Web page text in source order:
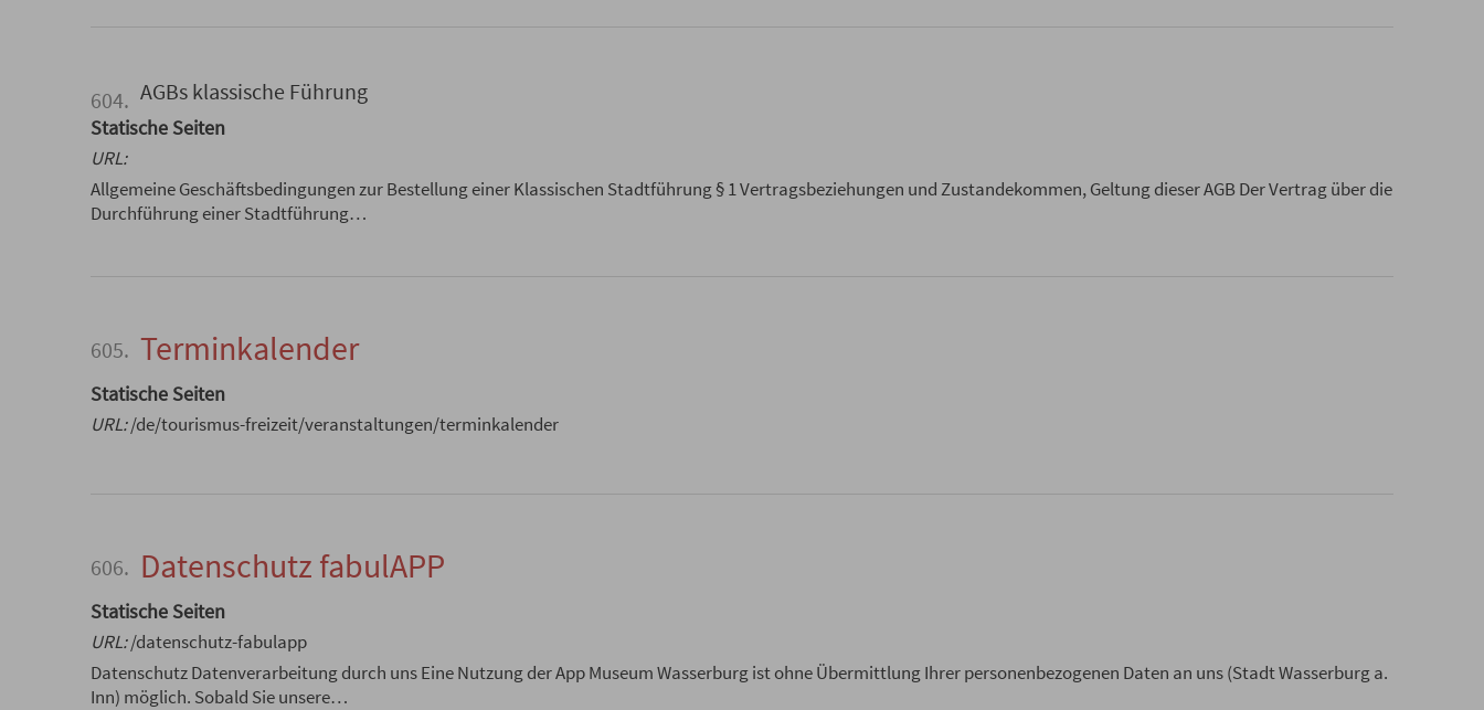
604. AGBs klassische Führung
Statische Seiten
URL:
Allgemeine Geschäftsbedingungen zur Bestellung einer Klassischen Stadtführung § 1 Vertragsbeziehungen und Zustandekommen, Geltung dieser AGB Der Vertrag über die
Durchführung einer Stadtführung…
605. Terminkalender
Statische Seiten
URL:/de/tourismus-freizeit/veranstaltungen/terminkalender
606. Datenschutz fabulAPP
Statische Seiten
URL:/datenschutz-fabulapp
Datenschutz Datenverarbeitung durch uns Eine Nutzung der App Museum Wasserburg ist ohne Übermittlung Ihrer personenbezogenen Daten an uns (Stadt Wasserburg a.
Inn) möglich. Sobald Sie unsere…